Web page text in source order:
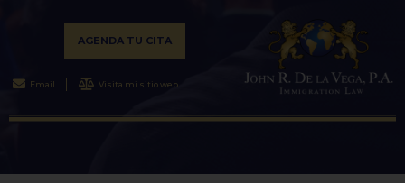
AGENDA TU CITA
Email Visita mi sitio web